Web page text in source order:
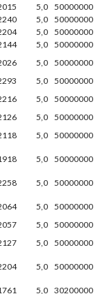
5,0 50000000
5,0 50000000
5,0 50000000
5,0 50000000
5,0 50000000
5,0 50000000
5,0 50000000
5,0 50000000
5,0 50000000
5,0 50000000
5,0 50000000
5,0 50000000
5,0 50000000
5,0 50000000
5,0 50000000
5,0 30200000